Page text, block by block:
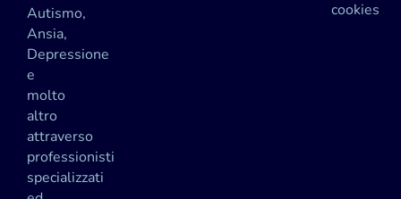
Autismo,
Ansia,
Depressione
e
molto
altro
attraverso
professionisti
specializzati
cookies